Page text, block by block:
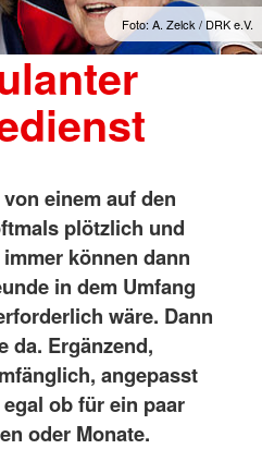
Foto: A. Zelck / DRK e.V.
einem auf den
plötzlich und
können dann
in dem Umfang
wäre. Dann
da. Ergänzend,
angepasst
ob für ein paar
oder Monate.